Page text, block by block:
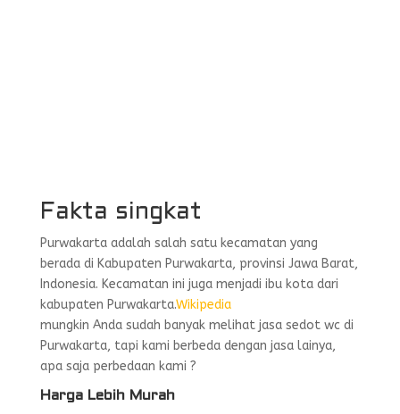
Fakta singkat
Purwakarta adalah salah satu kecamatan yang
berada di Kabupaten Purwakarta, provinsi Jawa Barat,
Indonesia. Kecamatan ini juga menjadi ibu kota dari
kabupaten Purwakarta.Wikipedia
mungkin Anda sudah banyak melihat jasa sedot wc di
Purwakarta, tapi kami berbeda dengan jasa lainya,
apa saja perbedaan kami ?
Harga Lebih Murah